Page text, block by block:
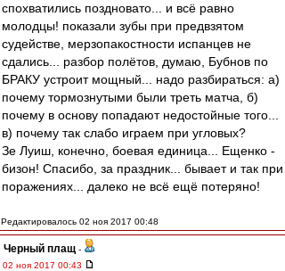
спохватились поздновато... и всё равно
молодцы! показали зубы при предвзятом
судействе, мерзопакостности испанцев не
сдались... разбор полётов, думаю, Бубнов по
БРАКУ устроит мощный... надо разбираться: а)
почему тормознутыми были треть матча, б)
почему в основу попадают недостойные того...
в) почему так слабо играем при угловых?
Зе Луиш, конечно, боевая единица... Ещенко -
бизон! Спасибо, за праздник... бывает и так при
поражениях... далеко не всё ещё потеряно!
Редактировалось 02 ноя 2017 00:48
Черный плащ -
02 ноя 2017 00:43